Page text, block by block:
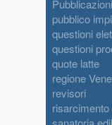
pubblico
questioni
questioni
quote latte
regione
revisori
risarcimento